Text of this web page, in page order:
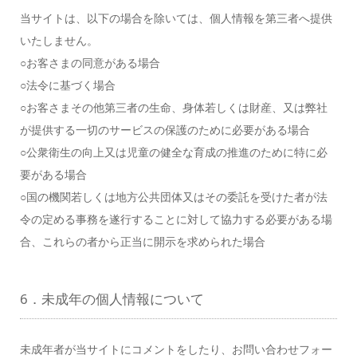
当サイトは、以下の場合を除いては、個人情報を第三者へ提供
いたしません。
○お客さまの同意がある場合
○法令に基づく場合
○お客さまその他第三者の生命、身体若しくは財産、又は弊社
が提供する一切のサービスの保護のために必要がある場合
○公衆衛生の向上又は児童の健全な育成の推進のために特に必
要がある場合
○国の機関若しくは地方公共団体又はその委託を受けた者が法
令の定める事務を遂行することに対して協力する必要がある場
合、これらの者から正当に開示を求められた場合
6．未成年の個人情報について
未成年者が当サイトにコメントをしたり、お問い合わせフォー